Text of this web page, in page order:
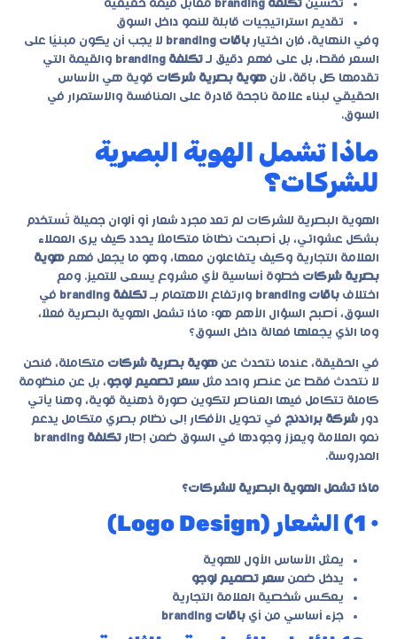
تحسين تكلفة branding
مقابل قيمة حقيقية
تقديم استراتيجيات قابلة للنمو داخل السوق
وفي النهاية، فإن اختيار باقات branding
لا يجب أن يكون مبنيًا على
السعر فقط، بل على فهم دقيق لـ تكلفة branding
والقيمة التي
تقدمها كل باقة، لأن هوية بصرية شركات قوية هي الأساس
الحقيقي لبناء علامة ناجحة قادرة على المنافسة والاستمرار في
السوق.
ماذا تشمل الهوية البصرية
للشركات؟
الهوية البصرية للشركات لم تعد مجرد شعار أو ألوان جميلة تُستخدم
بشكل عشوائي، بل أصبحت نظامًا متكاملًا يحدد كيف يرى العملاء
العلامة التجارية وكيف يتفاعلون معها، وهو ما يجعل فهم هوية
بصرية شركات خطوة أساسية لأي مشروع يسعى للتميز. ومع
اختلاف باقات branding وارتفاع الاهتمام بـ تكلفة branding
في
السوق، أصبح السؤال الأهم هو: ماذا تشمل الهوية البصرية فعلًا،
وما الذي يجعلها فعالة داخل السوق؟
في الحقيقة، عندما نتحدث عن هوية بصرية شركات متكاملة، فنحن
لا نتحدث فقط عن عنصر واحد مثل سعر تصميم لوجو، بل عن منظومة
كاملة تتكامل فيها العناصر لتكوين صورة ذهنية قوية، وهنا يأتي
دور شركة براندنج في تحويل الأفكار إلى نظام بصري متكامل يدعم
نمو العلامة ويعزز وجودها في السوق ضمن إطار تكلفة branding
المدروسة.
ماذا تشمل الهوية البصرية للشركات؟
• 1) الشعار (Logo Design)
يمثل الأساس الأول للهوية
يدخل ضمن سعر تصميم لوجو
يعكس شخصية العلامة التجارية
جزء أساسي من أي باقات branding